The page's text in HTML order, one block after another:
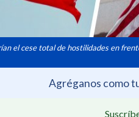
el cese total de hostilidades en
Agréganos como